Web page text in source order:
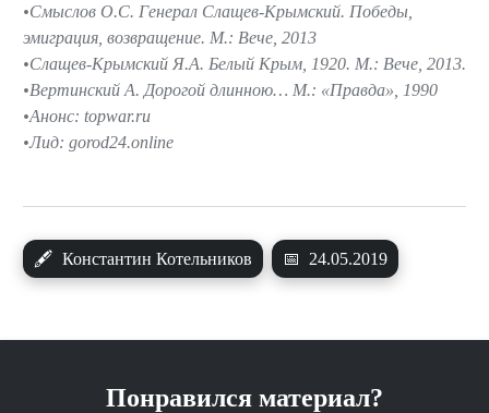
🖋 Константин Котельников 📅 24.05.2019
Смыслов О.С. Генерал Слащев-Крымский. Победы,
эмиграция, возвращение. М.: Вече, 2013
Слащев-Крымский Я.А. Белый Крым, 1920. М.: Вече, 2013.
Вертинский А. Дорогой длинною… М.: «Правда», 1990
Анонс: topwar.ru
Лид: gorod24.online
Понравился материал?